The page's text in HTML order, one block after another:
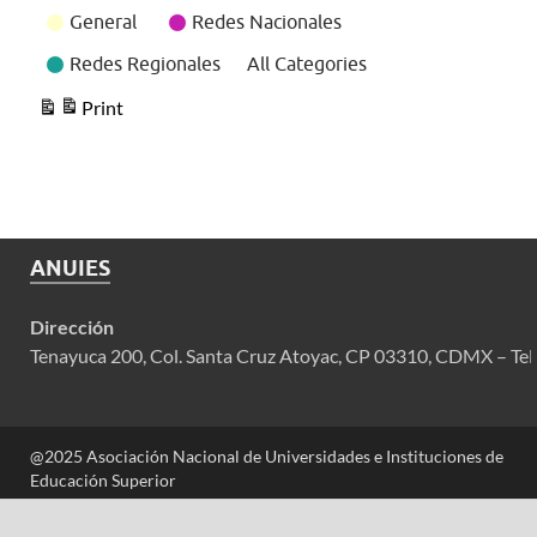
General
Redes Nacionales
Redes Regionales
All Categories
Print
View
ANUIES
Dirección
Tenayuca 200, Col. Santa Cruz Atoyac, CP 03310, CDMX –
@2025 Asociación Nacional de Universidades e Instituciones de
Educación Superior